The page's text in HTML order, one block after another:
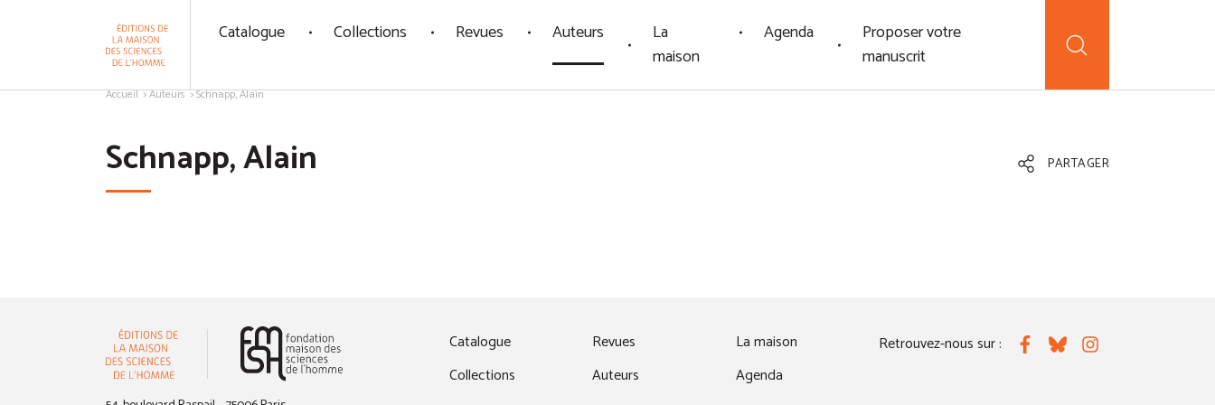
Catalogue Collections Revues Auteurs
La
maison
Agenda
Proposer votre
manuscrit
Accueil Auteurs Schnapp, Alain
Schnapp, Alain PARTAGER
Catalogue
Collections
Revues
Auteurs
La maison
Agenda
Retrouvez-nous sur : FacebookBlueskyInstagram